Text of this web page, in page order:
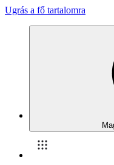
Ugrás a fő tartalomra